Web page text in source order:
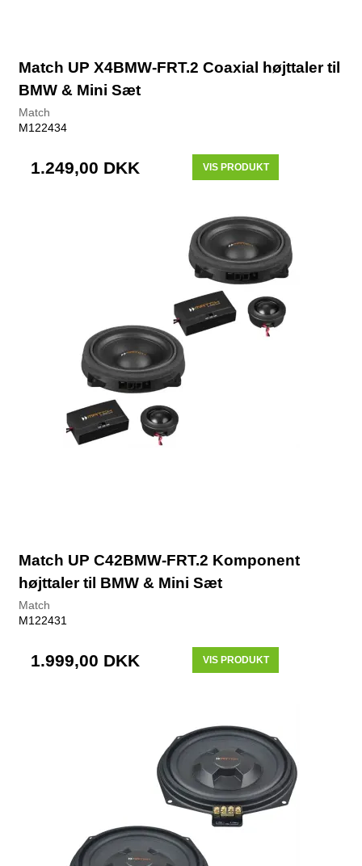
Match UP X4BMW-FRT.2 Coaxial højttaler til
BMW & Mini Sæt
Match
M122434
1.249,00 DKK VIS PRODUKT
Match UP C42BMW-FRT.2 Komponent
højttaler til BMW & Mini Sæt
Match
M122431
1.999,00 DKK VIS PRODUKT